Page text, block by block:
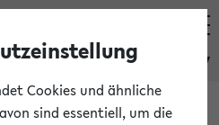
eKVV
eKVV
Cookies und ähnliche
sind essentiell, um die